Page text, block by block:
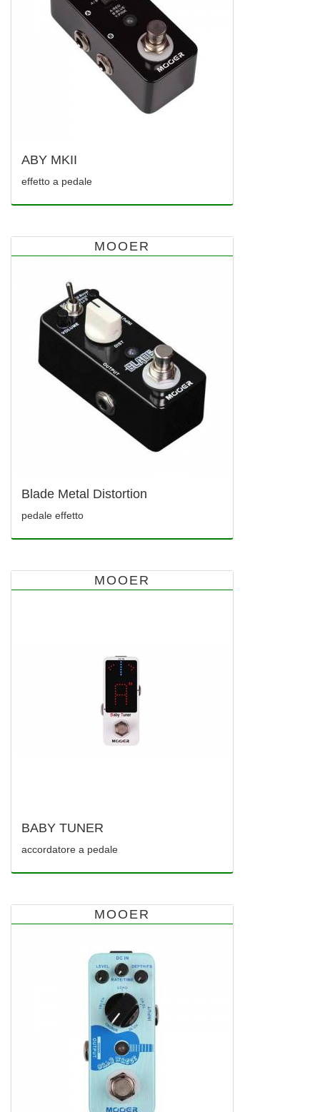
ABY MKII
effetto a pedale
MOOER
Blade Metal Distortion
pedale effetto
MOOER
BABY TUNER
accordatore a pedale
MOOER